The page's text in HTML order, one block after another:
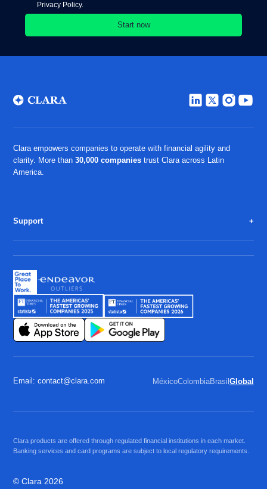
Privacy Policy.
Clara empowers companies to operate with financial agility and
clarity. More than30,000 companiestrust Clara across Latin
America.
Support
Email: contact@clara.com MéxicoColombiaBrasil Global
Clara products are offered through regulated financial institutions in each market.
Banking services and card programs are subject to local regulatory requirements.
© Clara 2026